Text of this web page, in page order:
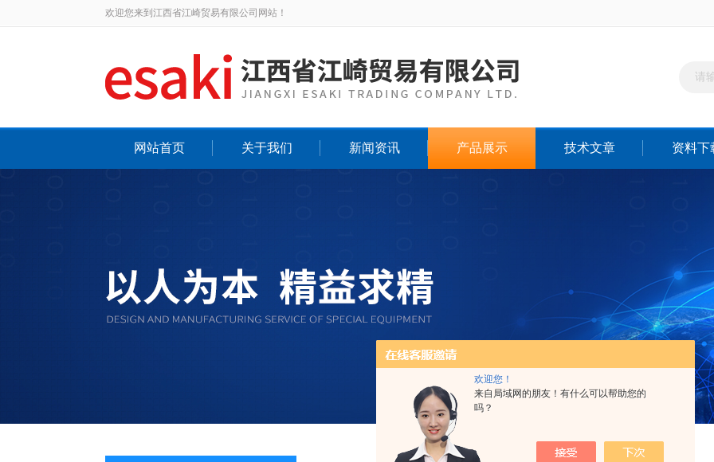
欢迎您！
来自局域网的朋友！有什么可以帮助您的
吗？
欢迎您来到江西省江崎贸易有限公司网站！
网站首页 关于我们 新闻资讯 产品展示 技术文章 资料下